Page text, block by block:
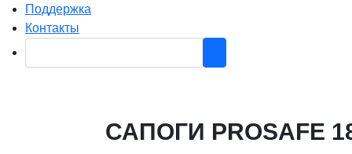
Поддержка
Контакты
САПОГИ PROSAFE